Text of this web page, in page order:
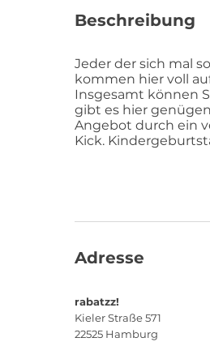
Beschreibung
Jeder der sich mal
kommen hier voll
Insgesamt können
gibt es hier
Angebot durch ein
Kick.
Adresse
rabatzz!
Kieler Straße 571
22525 Hamburg